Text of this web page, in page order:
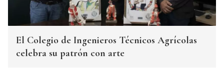
El Colegio de Ingenieros Técnicos Agrícolas
celebra su patrón con arte